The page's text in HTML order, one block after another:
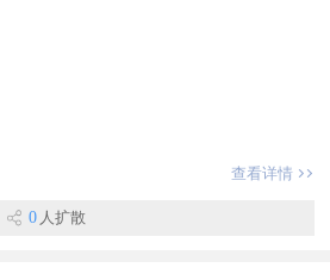
查看详情
0 人扩散